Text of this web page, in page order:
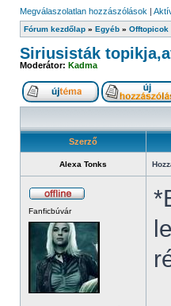
Megválaszolatlan hozzászólások |
Fórum kezdőlap » Egyéb » Offtopicok
Siriusisták
Moderátor: Kadma
Szerző
Alexa Tonks
Fanficbúvár